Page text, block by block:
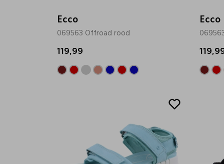
Ecco
069563 Offroad rood
119,99
Ecco